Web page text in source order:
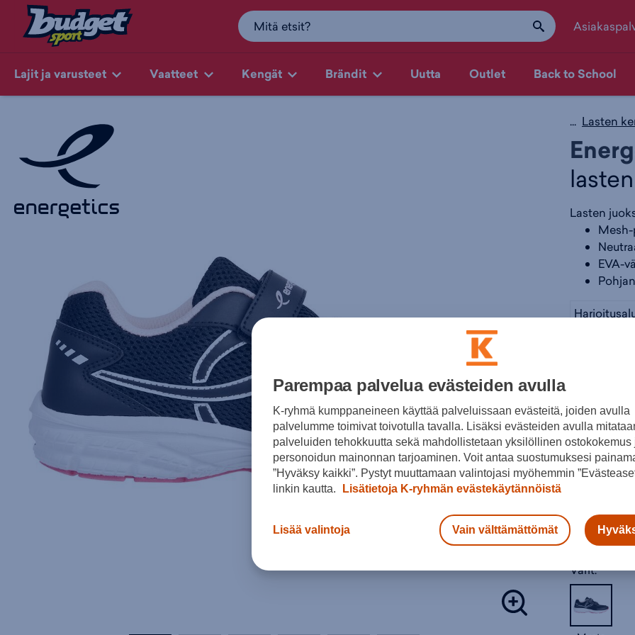
Lajit ja varusteet Vaatteet Kengät Brändit Uutta Outlet Back to School
... Lasten
Lasten
EVA-
juoksukengät
Lenkkarit,
Väri:Musta(
30pv alin
Lisätietoa
Värit:
Parempaa palvelua evästeiden avulla
K-ryhmä kumppaneineen käyttää palveluissaan evästeitä, joiden avulla
palvelumme toimivat toivotulla tavalla. Lisäksi evästeiden avulla
palveluiden tehokkuutta sekä mahdollistetaan yksilöllinen ostokokemus
personoidun mainonnan tarjoaminen. Voit antaa suostumuksesi
”Hyväksy kaikki”. Pystyt muuttamaan valintojasi myöhemmin
linkin kautta.
Lisätietoja K-ryhmän evästekäytännöistä
Lisää valintoja Vain välttämättömät